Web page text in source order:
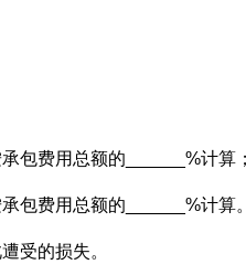
包费用总额的______%计算
包费用总额的______%计算
受的损失。